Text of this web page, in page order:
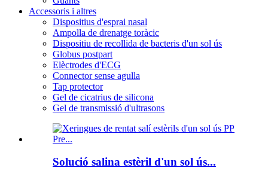
Accessoris i altres
Dispositius d'esprai nasal
Ampolla de drenatge toràcic
Dispositiu de recollida de bacteris d'un sol ús
Globus postpart
Elèctrodes d'ECG
Connector sense agulla
Tap protector
Gel de cicatrius de silicona
Gel de transmissió d'ultrasons
Solució salina estèril d'un sol ús...